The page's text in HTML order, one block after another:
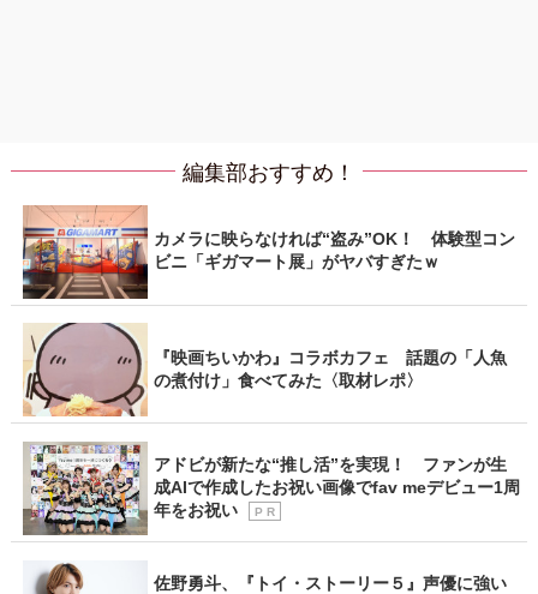
編集部おすすめ！
カメラに映らなければ“盗み”OK！ 体験型コン
ビニ「ギガマート展」がヤバすぎたｗ
『映画ちいかわ』コラボカフェ 話題の「人魚
の煮付け」食べてみた〈取材レポ〉
アドビが新たな“推し活”を実現！ ファンが生
成AIで作成したお祝い画像でfav meデビュー1周
年をお祝い
P R
佐野勇斗、『トイ・ストーリー５』声優に強い